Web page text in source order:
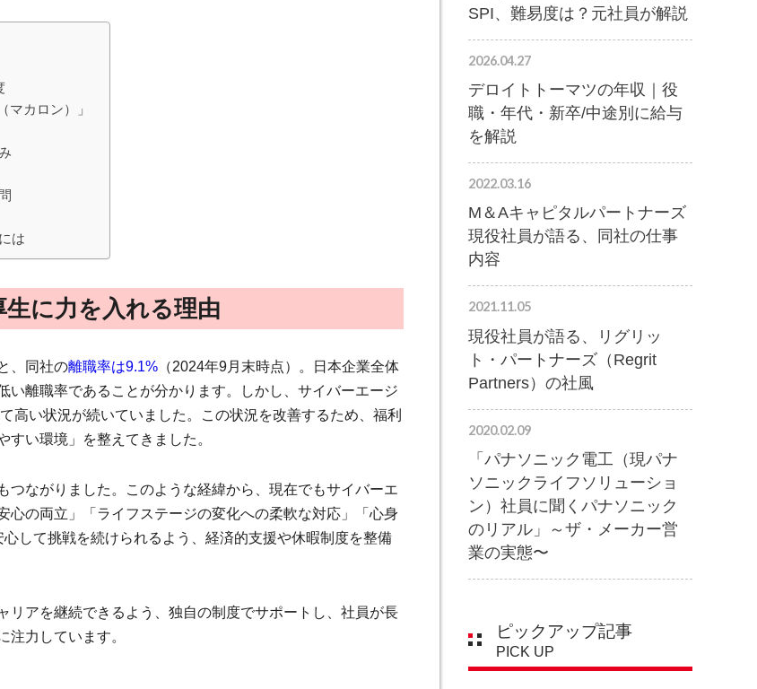
カロン）」
は
に力を入れる理由
、同社の離職率は9.1% （2024年9月末時点）。日本企業全体
離職率であることが分かります。しかし、サイバーエージ
高い状況が続いていました。この状況を改善するため、福利
い環境」を整えてきました。
ながりました。このような経緯から、現在でもサイバーエ
の両立」「ライフステージの変化への柔軟な対応」「心身
して挑戦を続けられるよう、経済的支援や休暇制度を整備
リアを継続できるよう、独自の制度でサポートし、社員が長
注力しています。
SPI、難易度は？元社員が解説
2026.04.27
デロイトトーマツの年収｜役
職・年代・新卒/中途別に給与
を解説
2022.03.16
M＆Aキャピタルパートナーズ
現役社員が語る、同社の仕事
内容
2021.11.05
現役社員が語る、リグリッ
ト・パートナーズ（Regrit
Partners）の社風
2020.02.09
「パナソニック電工（現パナ
ソニックライフソリューショ
ン）社員に聞くパナソニック
のリアル」～ザ・メーカー営
業の実態〜
ピックアップ記事
PICK UP